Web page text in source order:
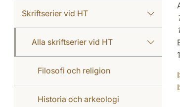
Skriftserier vid HT
Alla skriftserier vid HT
Filosofi och religion
Historia och arkeologi